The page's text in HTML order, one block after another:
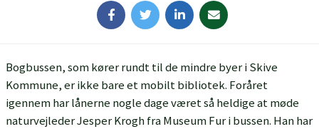
Bogbussen, som kører rundt til de mindre byer i Skive
Kommune, er ikke bare et mobilt bibliotek. Foråret
igennem har lånerne nogle dage været så heldige at møde
naturvejleder Jesper Krogh fra Museum Fur i bussen. Han har